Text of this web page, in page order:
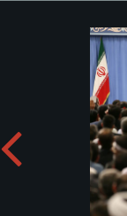
دریافت آلبوم: